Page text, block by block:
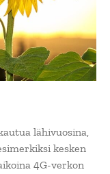
lähivuosina,
kesken
4G-verkon